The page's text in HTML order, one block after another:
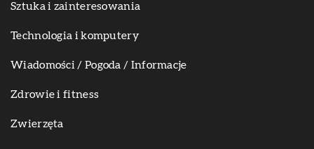
Sztuka i zainteresowania
Technologia i komputery
Wiadomości / Pogoda / Informacje
Zdrowie i fitness
Zwierzęta